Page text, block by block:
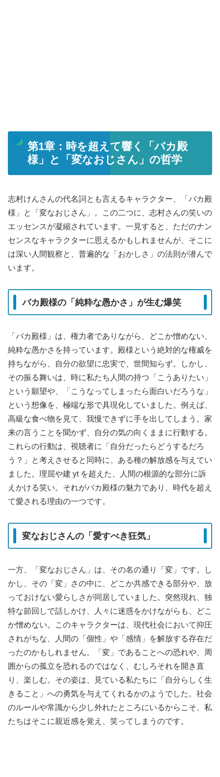
第1章：時を超えて響く「バカ殿
様」と「変なおじさん」の哲学
志村けんさんの代名詞とも言えるキャラクター、「バカ殿
様」と「変なおじさん」。この二つに、志村さんの笑いの
エッセンスが凝縮されています。一見すると、ただのナン
センスなキャラクターに思えるかもしれませんが、そこに
は深い人間観察と、普遍的な「おかしさ」の法則が潜んで
います。
バカ殿様の「純粋な愚かさ」が生む爆笑
「バカ殿様」は、権力者でありながら、どこか憎めない、
純粋な愚かさを持っています。殿様という絶対的な権威を
持ちながら、自分の欲望に忠実で、世間知らず。しかし、
その振る舞いは、時に私たち人間の持つ「こうありたい」
という願望や、「こうなってしまったら面白いだろうな」
という想像を、極端な形で具現化していました。例えば、
高級な食べ物を見て、我慢できずに手を出してしまう。家
来の言うことを聞かず、自分の気の向くままに行動する。
これらの行動は、視聴者に「自分だったらどうするだろ
う？」と考えさせると同時に、ある種の解放感を与えてい
ました。理屈や建 yt を超えた、人間の根源的な部分に訴
えかける笑い。それがバカ殿様の魅力であり、時代を超え
て愛される理由の一つです。
変なおじさんの「愛すべき狂気」
一方、「変なおじさん」は、その名の通り「変」です。し
かし、その「変」さの中に、どこか共感できる部分や、放
っておけない愛らしさが同居していました。突然現れ、独
特な節回しで話しかけ、人々に迷惑をかけながらも、どこ
か憎めない。このキャラクターは、現代社会において抑圧
されがちな、人間の「個性」や「感情」を解放する存在だ
ったのかもしれません。「変」であることへの恐れや、周
囲からの孤立を恐れるのではなく、むしろそれを開き直
り、楽しむ。その姿は、見ている私たちに「自分らしく生
きること」への勇気を与えてくれるかのようでした。社会
のルールや常識から少し外れたところにいるからこそ、私
たちはそこに親近感を覚え、笑ってしまうのです。